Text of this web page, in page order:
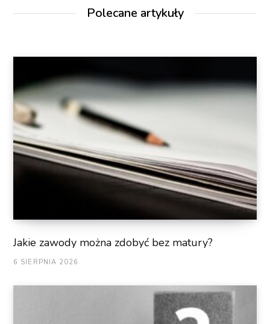
Polecane artykuły
Jakie zawody można zdobyć bez matury?
6 SIERPNIA 2026